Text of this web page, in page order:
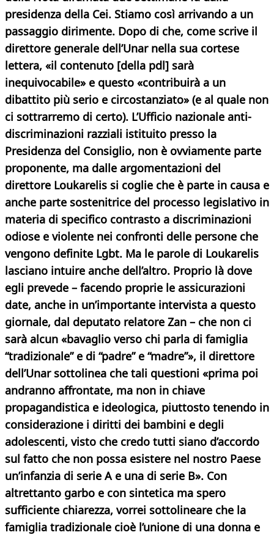
presidenza della Cei. Stiamo così arrivando a un
passaggio dirimente. Dopo di che, come scrive il
direttore generale dell’Unar nella sua cortese
lettera, «il contenuto [della pdl] sarà
inequivocabile» e questo «contribuirà a un
dibattito più serio e circostanziato» (e al quale non
ci sottrarremo di certo). L’Ufficio nazionale anti-
discriminazioni razziali istituito presso la
Presidenza del Consiglio, non è ovviamente parte
proponente, ma dalle argomentazioni del
direttore Loukarelis si coglie che è parte in causa e
anche parte sostenitrice del processo legislativo in
materia di specifico contrasto a discriminazioni
odiose e violente nei confronti delle persone che
vengono definite Lgbt. Ma le parole di Loukarelis
lasciano intuire anche dell’altro. Proprio là dove
egli prevede – facendo proprie le assicurazioni
date, anche in un’importante intervista a questo
giornale, dal deputato relatore Zan – che non ci
sarà alcun «bavaglio verso chi parla di famiglia
“tradizionale” e di “padre” e “madre”», il direttore
dell’Unar sottolinea che tali questioni «prima poi
andranno affrontate, ma non in chiave
propagandistica e ideologica, piuttosto tenendo in
considerazione i diritti dei bambini e degli
adolescenti, visto che credo tutti siano d’accordo
sul fatto che non possa esistere nel nostro Paese
un’infanzia di serie A e una di serie B». Con
altrettanto garbo e con sintetica ma spero
sufficiente chiarezza, vorrei sottolineare che la
famiglia tradizionale cioè l’unione di una donna e